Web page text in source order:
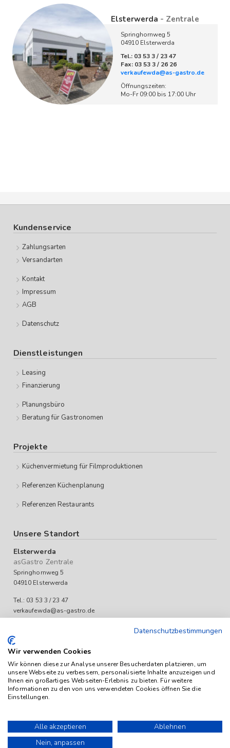
Elsterwerda - Zentrale
Springhornweg 5
04910 Elsterwerda
Tel.: 03 53 3 / 23 47
Fax: 03 53 3 / 26 26
verkaufewda@as-gastro.de
Öffnungszeiten:
Mo-Fr 09:00 bis 17:00 Uhr
Kundenservice
Zahlungsarten
Versandarten
Kontakt
Impressum
AGB
Datenschutz
Dienstleistungen
Leasing
Finanzierung
Planungsbüro
Beratung für Gastronomen
Projekte
Küchenvermietung für Filmproduktionen
Referenzen Küchenplanung
Referenzen Restaurants
Unsere Standort
Elsterwerda
asGastro Zentrale
Springhornweg 5
04910 Elsterwerda
Tel.: 03 53 3 / 23 47
verkaufewda@as-gastro.de
Mo-Fr 09:00 bis 17:00 Uhr
Das Angebot von as-Gastro richtet sich ausschließlich an
und verstehen sich netto zzgl. geltender gesetzl. USt.
Datenschutzbestimmungen
Wir verwenden Cookies
Wir können diese zur Analyse unserer Besucherdaten platzieren, um
unsere Webseite zu verbessern, personalisierte Inhalte anzuzeigen und
Ihnen ein großartiges Webseiten-Erlebnis zu bieten. Für weitere
Informationen zu den von uns verwendeten Cookies öffnen Sie die
Einstellungen.
Alle akzeptieren
Ablehnen
Nein, anpassen